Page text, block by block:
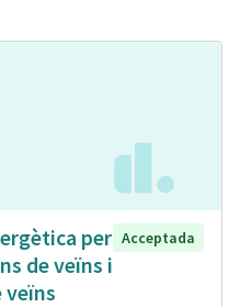
per
de veïns i
Acceptada